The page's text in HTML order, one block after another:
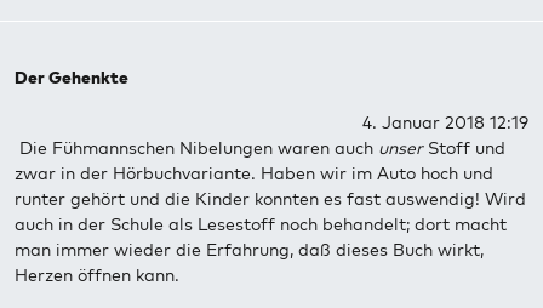
Der Gehenkte
4. Januar 2018 12:19
Die Fühmannschen Nibelungen waren auch unserStoff und
zwar in der Hörbuchvariante. Haben wir im Auto hoch und
runter gehört und die Kinder konnten es fast auswendig! Wird
auch in der Schule als Lesestoff noch behandelt; dort macht
man immer wieder die Erfahrung, daß dieses Buch wirkt,
Herzen öffnen kann.